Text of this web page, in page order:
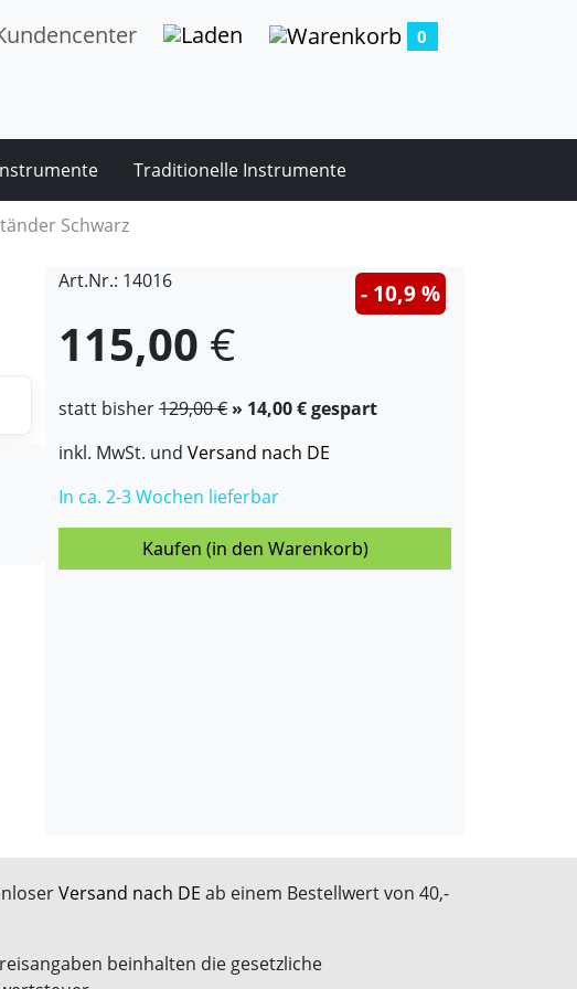
0
Traditionelle Instrumente
Schwarz
Art.Nr.: 14016
115,00 €
statt bisher129,00 € » 14,00 € gespart
- 10,9 %
inkl. MwSt. und Versand nach DE
In ca. 2-3 Wochen lieferbar
Kaufen (in den Warenkorb)
Versand nach DE ab einem Bestellwert von 40,-
beinhalten die gesetzliche